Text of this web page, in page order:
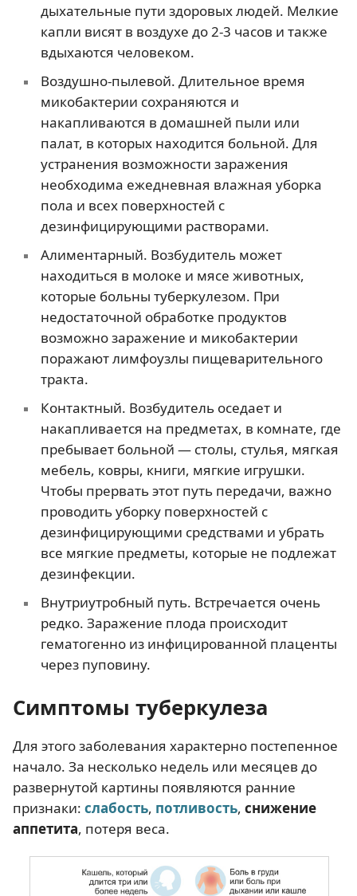
дыхательные пути здоровых людей. Мелкие
капли висят в воздухе до 2-3 часов и также
вдыхаются человеком.
Воздушно-пылевой. Длительное время
микобактерии сохраняются и
накапливаются в домашней пыли или
палат, в которых находится больной. Для
устранения возможности заражения
необходима ежедневная влажная уборка
пола и всех поверхностей с
дезинфицирующими растворами.
Алиментарный. Возбудитель может
находиться в молоке и мясе животных,
которые больны туберкулезом. При
недостаточной обработке продуктов
возможно заражение и микобактерии
поражают лимфоузлы пищеварительного
тракта.
Контактный. Возбудитель оседает и
накапливается на предметах, в комнате, где
пребывает больной — столы, стулья, мягкая
мебель, ковры, книги, мягкие игрушки.
Чтобы прервать этот путь передачи, важно
проводить уборку поверхностей с
дезинфицирующими средствами и убрать
все мягкие предметы, которые не подлежат
дезинфекции.
Внутриутробный путь. Встречается очень
редко. Заражение плода происходит
гематогенно из инфицированной плаценты
через пуповину.
Симптомы туберкулеза
Для этого заболевания характерно постепенное
начало. За несколько недель или месяцев до
развернутой картины появляются ранние
признаки: слабость, потливость, снижение
аппетита, потеря веса.